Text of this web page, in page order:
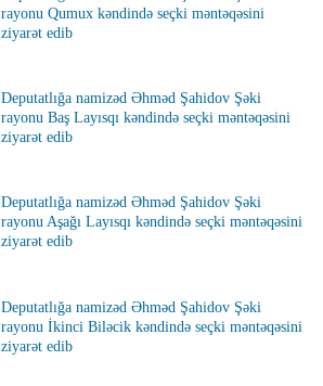
rayonu Qumux kəndində seçki məntəqəsini
ziyarət edib
Deputatlığa namizəd Əhməd Şahidov Şəki
rayonu Baş Layısqı kəndində seçki məntəqəsini
ziyarət edib
Deputatlığa namizəd Əhməd Şahidov Şəki
rayonu Aşağı Layısqı kəndində seçki məntəqəsini
ziyarət edib
Deputatlığa namizəd Əhməd Şahidov Şəki
rayonu İkinci Biləcik kəndində seçki məntəqəsini
ziyarət edib